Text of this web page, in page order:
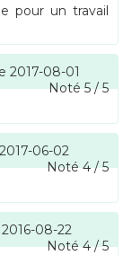
pour un travail
2017-08-01
Noté5/5
2017-06-02
Noté4/5
2016-08-22
Noté4/5